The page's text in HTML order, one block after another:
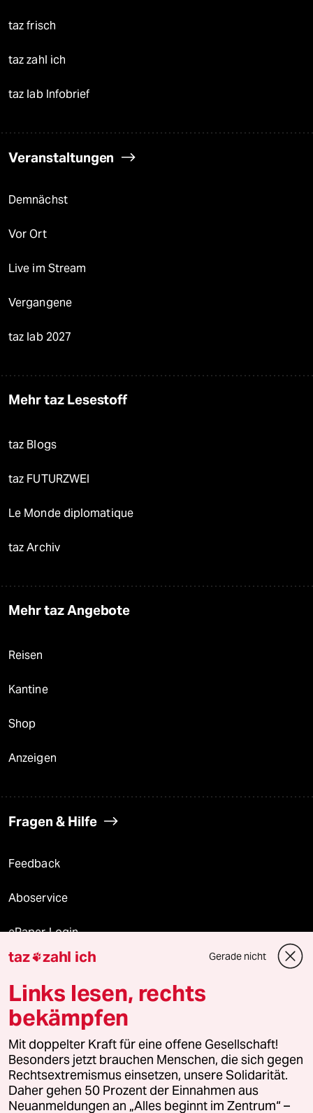
taz frisch
taz zahl ich
taz lab Infobrief
Veranstaltungen
Demnächst
Vor Ort
Live im Stream
Vergangene
taz lab 2027
Mehr taz Lesestoff
taz Blogs
taz FUTURZWEI
Le Monde diplomatique
taz Archiv
Mehr taz Angebote
Reisen
Kantine
Shop
Anzeigen
Fragen & Hilfe
Feedback
Aboservice
ePaper Login
Downloads für Abonnierende
© 2026 taz Verlags und Vertriebs GmbH
Alle Rechte vorbehalten. Bei rechtlichen Fragen oder für Genehmigungen
wenden Sie sich bitte an
lizenzen@taz.de
Feedback Redaktionsstatut Kommune-Richtlinien
taz zahl ich Gerade nicht
Links lesen, rechts
bekämpfen
Mit doppelter Kraft für eine offene Gesellschaft!
Besonders jetzt brauchen Menschen, die sich gegen
Rechtsextremismus einsetzen, unsere Solidarität.
Daher gehen 50 Prozent der Einnahmen aus
Neuanmeldungen an „Alles beginnt im Zentrum“ –